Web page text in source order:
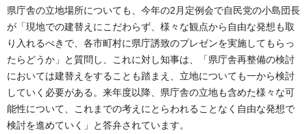
県庁舎の立地場所についても、今年の2月定例会で自民党の小島団長
が「現地での建替えにこだわらず、様々な観点から自由な発想も取
り入れるべきで、各市町村に県庁誘致のプレゼンを実施してもらっ
たらどうか」と質問し、これに対し知事は、「県庁舎再整備の検討
においては建替えをすることも踏まえ、立地についても一から検討
していく必要がある。来年度以降、県庁舎の立地も含めた様々な可
能性について、これまでの考えにとらわれることなく自由な発想で
検討を進めていく」と答弁されています。